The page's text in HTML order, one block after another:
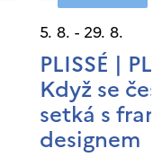
5. 8. - 29. 8.
PLISSÉ |
Když se
setká s
designem